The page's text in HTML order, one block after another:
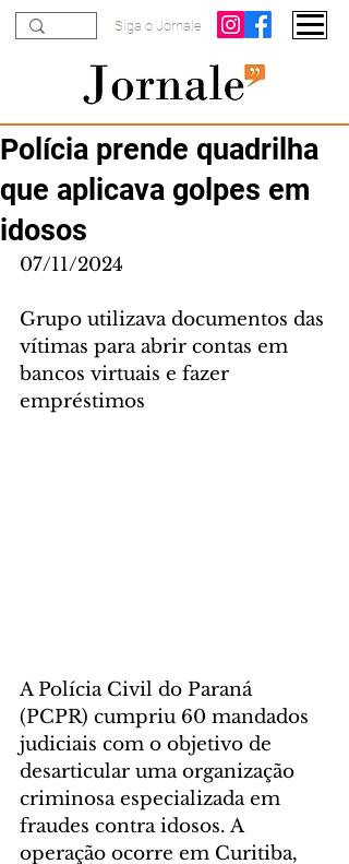
Siga o Jornale
Polícia prende quadrilha
que aplicava golpes em
idosos
07/11/2024
Grupo utilizava documentos das
vítimas para abrir contas em
bancos virtuais e fazer
empréstimos
A Polícia Civil do Paraná
(PCPR) cumpriu 60 mandados
judiciais com o objetivo de
desarticular uma organização
criminosa especializada em
fraudes contra idosos. A
operação ocorre em Curitiba,